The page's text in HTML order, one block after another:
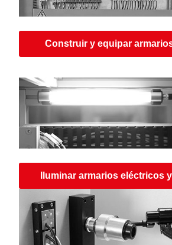
Construir y equipar
Iluminar armarios eléctricos